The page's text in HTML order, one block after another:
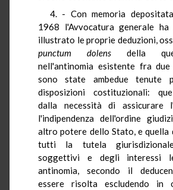
4. - Con memoria
1968 l'Avvocatura generale ha
illustrato le proprie deduzioni,
punctum dolens della
nell'antinomia esistente fra due
sono state ambedue tenute
disposizioni costituzionali:
dalla necessità di assicurare
l'indipendenza dell'ordine
altro potere dello Stato, e quella
tutti la tutela
soggettivi e degli interessi
antinomia, secondo il
essere risolta escludendo in